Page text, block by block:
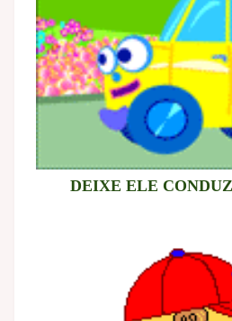
DEIXE ELE